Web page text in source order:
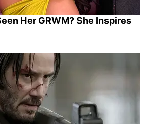
Her GRWM? She Inspires